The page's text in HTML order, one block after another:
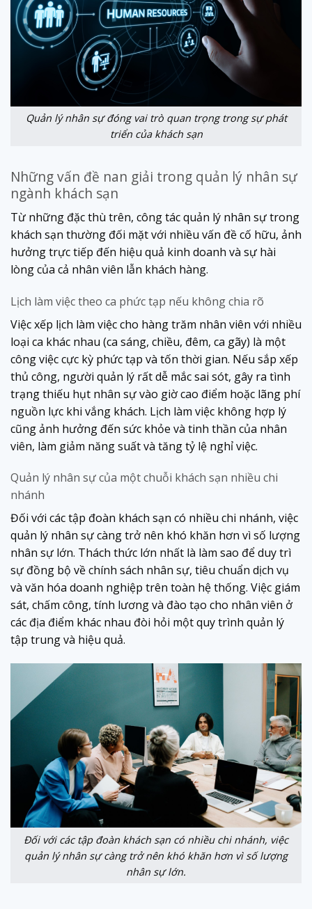
Quản lý nhân sự đóng vai trò quan trọng trong sự phát
triển của khách sạn
Những vấn đề nan giải trong quản lý nhân sự
ngành khách sạn
Từ những đặc thù trên, công tác quản lý nhân sự trong
khách sạn thường đối mặt với nhiều vấn đề cố hữu, ảnh
hưởng trực tiếp đến hiệu quả kinh doanh và sự hài
lòng của cả nhân viên lẫn khách hàng.
Lịch làm việc theo ca phức tạp nếu không chia rõ
Việc xếp lịch làm việc cho hàng trăm nhân viên với nhiều
loại ca khác nhau (ca sáng, chiều, đêm, ca gãy) là một
công việc cực kỳ phức tạp và tốn thời gian. Nếu sắp xếp
thủ công, người quản lý rất dễ mắc sai sót, gây ra tình
trạng thiếu hụt nhân sự vào giờ cao điểm hoặc lãng phí
nguồn lực khi vắng khách. Lịch làm việc không hợp lý
cũng ảnh hưởng đến sức khỏe và tinh thần của nhân
viên, làm giảm năng suất và tăng tỷ lệ nghỉ việc.
Quản lý nhân sự của một chuỗi khách sạn nhiều chi
nhánh
Đối với các tập đoàn khách sạn có nhiều chi nhánh, việc
quản lý nhân sự càng trở nên khó khăn hơn vì số lượng
nhân sự lớn. Thách thức lớn nhất là làm sao để duy trì
sự đồng bộ về chính sách nhân sự, tiêu chuẩn dịch vụ
và văn hóa doanh nghiệp trên toàn hệ thống. Việc giám
sát, chấm công, tính lương và đào tạo cho nhân viên ở
các địa điểm khác nhau đòi hỏi một quy trình quản lý
tập trung và hiệu quả.
Đối với các tập đoàn khách sạn có nhiều chi nhánh, việc
quản lý nhân sự càng trở nên khó khăn hơn vì số lượng
nhân sự lớn.